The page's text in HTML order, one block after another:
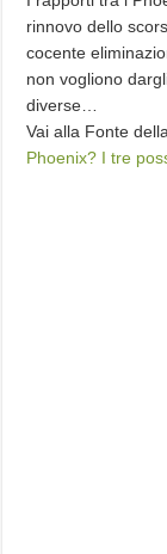
rinnovo dello
cocente
non vogliono
diverse…
Vai alla Fonte
Phoenix? I tre